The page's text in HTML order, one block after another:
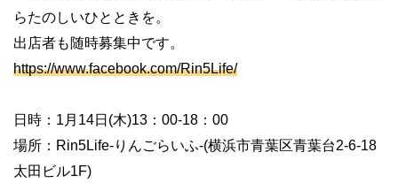
らたのしいひとときを。
出店者も随時募集中です。
https://www.facebook.com/Rin5Life/
日時： 1 月 14日 (木)13 ： 00-18 ： 00
場所： Rin5Life-りんごらいふ-(横浜市青葉区青葉台2-6-18
太田ビル1F)